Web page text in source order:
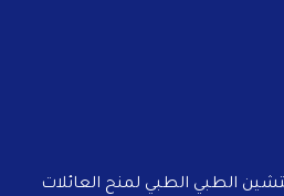
الطبي الطبي لمنح العائلات